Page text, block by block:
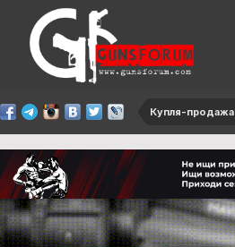
Купля-продажа